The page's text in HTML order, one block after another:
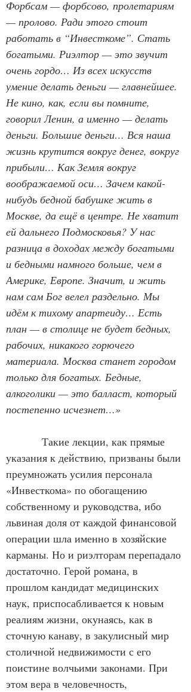
Форбсам — форбсово, пролетариям
— пролово. Ради этого стоит
работать в “Инвесткоме”. Стать
богатыми. Риэлтор — это звучит
очень гордо… Из всех искусств
умение делать деньги — главнейшее.
Не кино, как, если вы помните,
говорил Ленин, а именно — делать
деньги. Большие деньги… Вся наша
жизнь крутится вокруг денег, вокруг
прибыли… Как Земля вокруг
воображаемой оси… Зачем какой-
нибудь бедной бабушке жить в
Москве, да ещё в центре. Не хватит
ей дальнего Подмосковья? У нас
разница в доходах между богатыми
и бедными намного больше, чем в
Америке, Европе. Значит, и жить
нам сам Бог велел раздельно. Мы
идём к тихому апартеиду… Есть
план — в столице не будет бедных,
рабочих, никакого горючего
материала. Москва станет городом
только для богатых. Бедные,
алкоголики — это балласт, который
постепенно исчезнет…»
указания к действию, призваны были
преумножать усилия персонала
«Инвесткома» по обогащению
собственному и руководства, ибо
львиная доля от каждой финансовой
операции шла именно в хозяйские
карманы. Но и риэлторам перепадало
достаточно. Герой романа, в
прошлом кандидат медицинских
наук, приспосабливается к новым
реалиям жизни, окунаясь, как в
сточную канаву, в закулисный мир
столичной недвижимости с его
поистине волчьими законами. При
этом вера в человечность,